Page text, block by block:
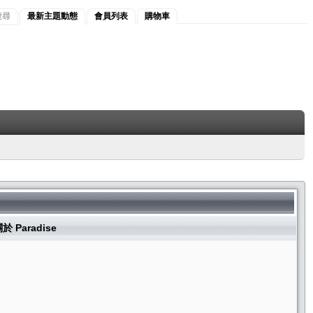
尋 最新主題動態 會員列表 購物車
於 Paradise